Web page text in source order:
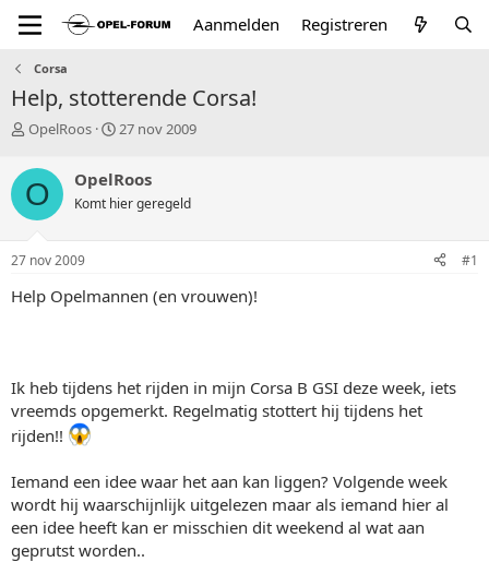
Aanmelden Registreren
Corsa
Help, stotterende Corsa!
T
p
i
c
s
a
t
OpelRoos
S
r
t
a
m
27 nov 2009
O OpelRoos
Komt hier geregeld
27 nov 2009 #1
Help Opelmannen (en vrouwen)!
Ik heb tijdens het rijden in mijn Corsa B GSI deze week, iets
vreemds opgemerkt. Regelmatig stottert hij tijdens het
rijden!!
Iemand een idee waar het aan kan liggen? Volgende week
wordt hij waarschijnlijk uitgelezen maar als iemand hier al
een idee heeft kan er misschien dit weekend al wat aan
geprutst worden..